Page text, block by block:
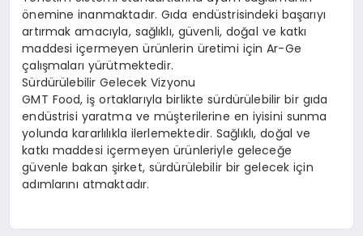
önemine inanmaktadır. Gıda endüstrisindeki başarıyı
artırmak amacıyla, sağlıklı, güvenli, doğal ve katkı
maddesi içermeyen ürünlerin üretimi için Ar-Ge
çalışmaları yürütmektedir.
Sürdürülebilir Gelecek Vizyonu
GMT Food, iş ortaklarıyla birlikte sürdürülebilir bir gıda
endüstrisi yaratma ve müşterilerine en iyisini sunma
yolunda kararlılıkla ilerlemektedir. Sağlıklı, doğal ve
katkı maddesi içermeyen ürünleriyle geleceğe
güvenle bakan şirket, sürdürülebilir bir gelecek için
adımlarını atmaktadır.